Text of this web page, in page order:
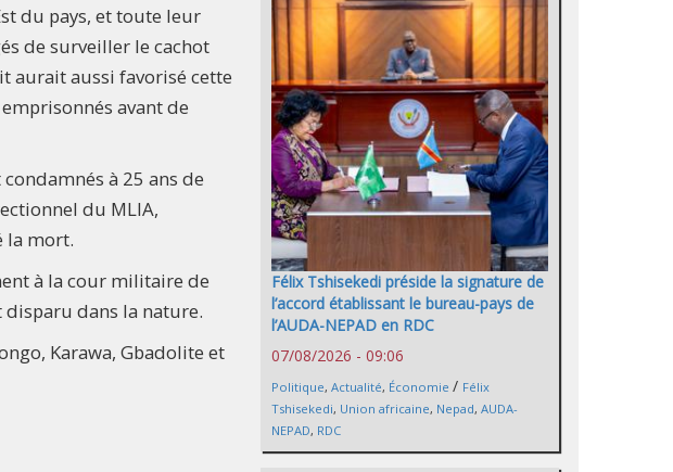
du pays, et toute leur
de surveiller le cachot
aurait aussi favorisé cette
avant de
à 25 ans de
du MLIA,
la mort.
à la cour militaire de
disparu dans la nature.
Karawa, Gbadolite et
Félix Tshisekedi préside la signature de
l’accord établissant le bureau-pays de
l’AUDA-NEPAD en RDC
07/08/2026 - 09:06
Politique, Actualité, Économie / Félix
Tshisekedi, Union africaine, Nepad, AUDA-
NEPAD, RDC